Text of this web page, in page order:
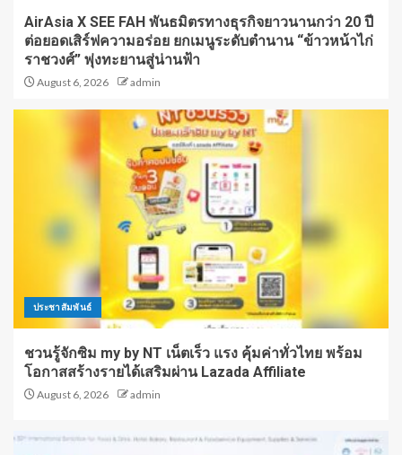
AirAsia X SEE FAH พันธมิตรทางธุรกิจยาวนานกว่า 20 ปี
ต่อยอดเสิร์ฟความอร่อย ยกเมนูระดับตำนาน “ข้าวหน้าไก่
ราชวงศ์” พุ่งทะยานสู่น่านฟ้า
August 6, 2026 admin
ประชาสัมพันธ์
ชวนรู้จักซิม my by NT เน็ตเร็ว แรง คุ้มค่าทั่วไทย พร้อม
โอกาสสร้างรายได้เสริมผ่าน Lazada Affiliate
August 6, 2026 admin